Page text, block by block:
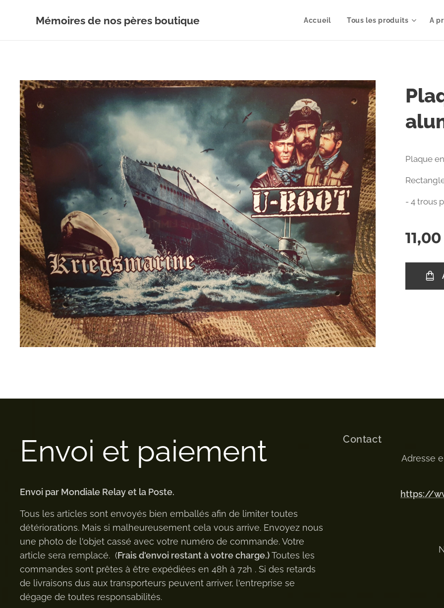
Mémoires de nos pères boutique Accueil Tous les produits A
Plaque
- 4 trous
11,00
Envoi et paiement
Envoi par Mondiale Relay et la Poste.
Tous les articles sont envoyés bien emballés afin de limiter toutes
détériorations. Mais si malheureusement cela vous arrive. Envoyez nous
une photo de l'objet cassé avec votre numéro de commande. Votre
article sera remplacé. (Frais d'envoi restant à votre charge.)Toutes les
commandes sont prêtes à être expédiées en 48h à 72h . Si des retards
de livraisons dus aux transporteurs peuvent arriver, l'entreprise se
dégage de toutes responsabilités.
Contact
Adresse
https://